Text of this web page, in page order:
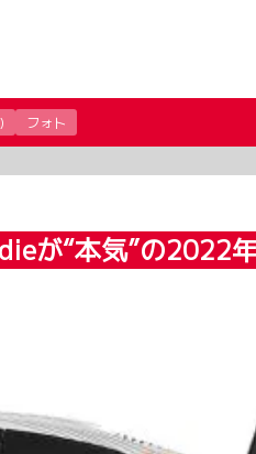
フォト
が“本気”の2022